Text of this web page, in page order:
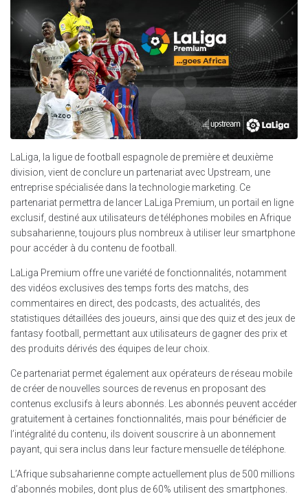
LaLiga, la ligue de football espagnole de première et deuxième
division, vient de conclure un partenariat avec Upstream, une
entreprise spécialisée dans la technologie marketing. Ce
partenariat permettra de lancer LaLiga Premium, un portail en ligne
exclusif, destiné aux utilisateurs de téléphones mobiles en Afrique
subsaharienne, toujours plus nombreux à utiliser leur smartphone
pour accéder à du contenu de football.
LaLiga Premium offre une variété de fonctionnalités, notamment
des vidéos exclusives des temps forts des matchs, des
commentaires en direct, des podcasts, des actualités, des
statistiques détaillées des joueurs, ainsi que des quiz et des jeux de
fantasy football, permettant aux utilisateurs de gagner des prix et
des produits dérivés des équipes de leur choix.
Ce partenariat permet également aux opérateurs de réseau mobile
de créer de nouvelles sources de revenus en proposant des
contenus exclusifs à leurs abonnés. Les abonnés peuvent accéder
gratuitement à certaines fonctionnalités, mais pour bénéficier de
l’intégralité du contenu, ils doivent souscrire à un abonnement
payant, qui sera inclus dans leur facture mensuelle de téléphone.
L’Afrique subsaharienne compte actuellement plus de 500 millions
d’abonnés mobiles, dont plus de 60% utilisent des smartphones.